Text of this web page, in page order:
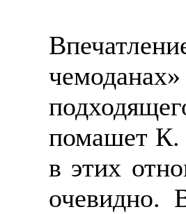
помашет К.
в этих
очевидно.